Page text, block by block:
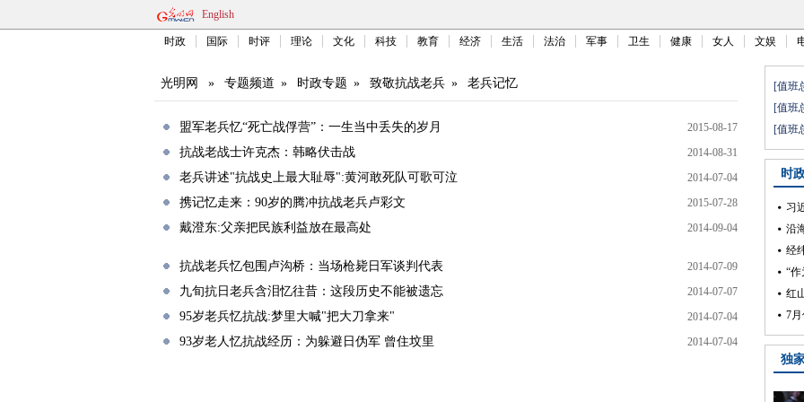
English
时政 国际 时评 理论 文化 科技 教育 经济 生活 法治 军事 卫生 健康 女人 文娱
光明网 » 专题频道 » 时政专题 » 致敬抗战老兵 » 老兵记忆
盟军老兵忆“死亡战俘营”：一生当中丢失的岁月 2015-08-17
抗战老战士许克杰：韩略伏击战 2014-08-31
老兵讲述"抗战史上最大耻辱":黄河敢死队可歌可泣 2014-07-04
携记忆走来：90岁的腾冲抗战老兵卢彩文 2015-07-28
戴澄东:父亲把民族利益放在最高处 2014-09-04
抗战老兵忆包围卢沟桥：当场枪毙日军谈判代表 2014-07-09
九旬抗日老兵含泪忆往昔：这段历史不能被遗忘 2014-07-07
95岁老兵忆抗战:梦里大喊"把大刀拿来" 2014-07-04
93岁老人忆抗战经历：为躲避日伪军 曾住坟里 2014-07-04